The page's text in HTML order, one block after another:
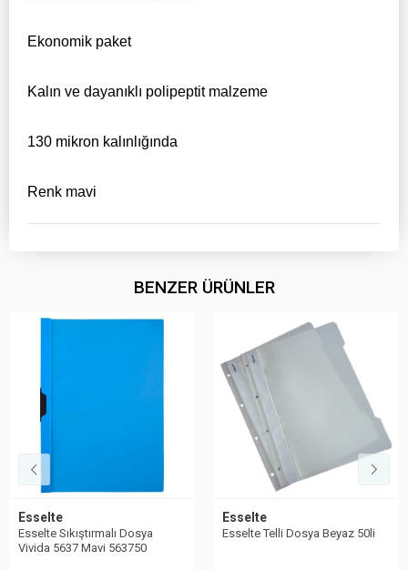
Ekonomik paket
Kalın ve dayanıklı polipeptit malzeme
130 mikron kalınlığında
Renk mavi
BENZER ÜRÜNLER
Sıkıştırmalı Dosya
5637 Mavi 563750
Esselte
Esselte Telli Dosya Beyaz 50li